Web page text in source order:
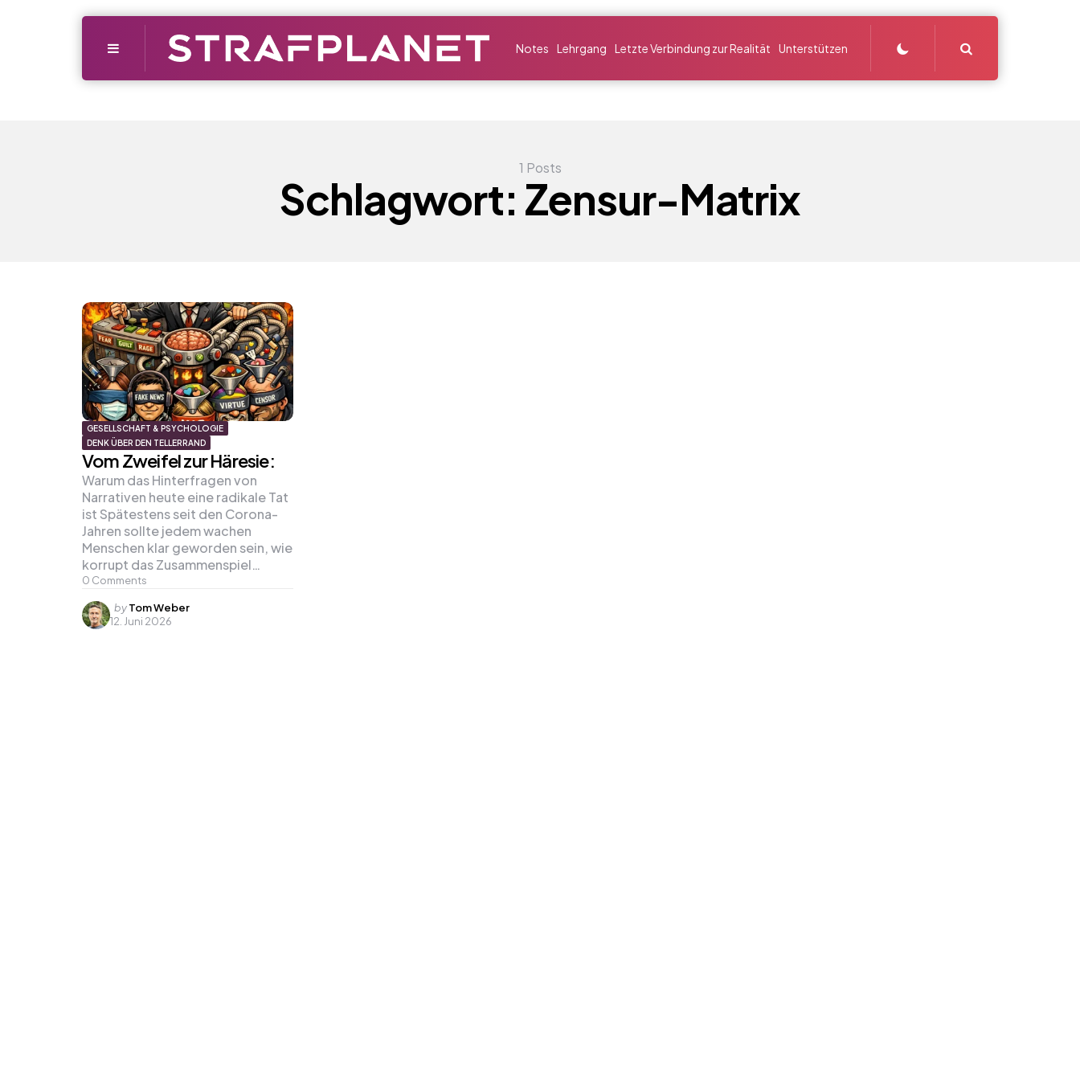
Notes Lehrgang Letzte Verbindung zur Realität Unterstützen
1 Posts
Schlagwort: Zensur-Matrix
GESELLSCHAFT & PSYCHOLOGIE
DENK ÜBER DEN TELLERRAND
Vom Zweifel zur Häresie:
0 Comments
Warum das Hinterfragen von
Narrativen heute eine radikale Tat
ist Spätestens seit den Corona-
Jahren sollte jedem wachen
Menschen klar geworden sein, wie
korrupt das Zusammenspiel…
Posted
by
byTom Weber
12. Juni 2026